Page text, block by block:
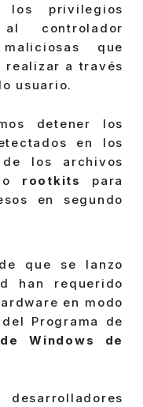
los privilegios
al controlador
que
realizar a través
usuario.
detener los
en los
los archivos
rootkits
para
en segundo
que se lanzo
han requerido
en modo
Programa de
Windows de